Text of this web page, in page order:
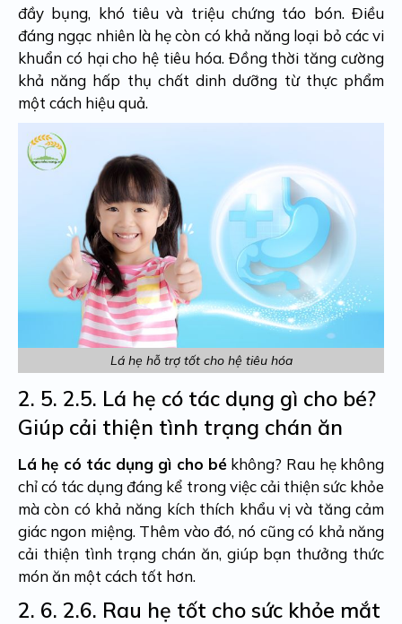
đầy bụng, khó tiêu và triệu chứng táo bón. Điều
đáng ngạc nhiên là hẹ còn có khả năng loại bỏ các vi
khuẩn có hại cho hệ tiêu hóa. Đồng thời tăng cường
khả năng hấp thụ chất dinh dưỡng từ thực phẩm
một cách hiệu quả.
Lá hẹ hỗ trợ tốt cho hệ tiêu hóa
2. 5. 2.5. Lá hẹ có tác dụng gì cho bé?
Giúp cải thiện tình trạng chán ăn
Lá hẹ có tác dụng gì cho békhông? Rau hẹ không
chỉ có tác dụng đáng kể trong việc cải thiện sức khỏe
mà còn có khả năng kích thích khẩu vị và tăng cảm
giác ngon miệng. Thêm vào đó, nó cũng có khả năng
cải thiện tình trạng chán ăn, giúp bạn thưởng thức
món ăn một cách tốt hơn.
2. 6. 2.6. Rau hẹ tốt cho sức khỏe mắt